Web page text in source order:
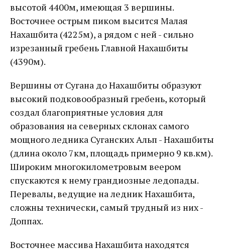
высотой 4400м, имеющая 3 вершины.
Восточнее острым пиком высится Малая
Нахашбита (4225м), а рядом с ней - сильно
изрезанный гребень Главной Нахашбиты
(4390м).
Вершины от Сугана до Нахашбиты образуют
высокий подковообразный гребень, который
создал благоприятные условия для
образования на северных склонах самого
мощного ледника Суганских Альп - Нахашбиты
(длина около 7км, площадь примерно 9 кв.км).
Широким многокилометровым веером
спускаются к нему грандиозные ледопады.
Перевалы, ведущие на ледник Нахашбита,
сложны технически, самый трудный из них -
Доппах.
Восточнее массива Нахашбита находятся